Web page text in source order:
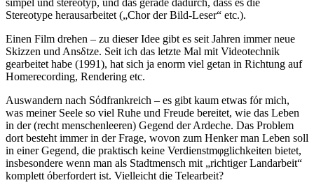
Stereotype herausarbeitet („Chor der Bild-Leser“ etc.).
Einen Film drehen – zu dieser Idee gibt es seit Jahren immer neue
Skizzen und Ansδtze. Seit ich das letzte Mal mit Videotechnik
gearbeitet habe (1991), hat sich ja enorm viel getan in Richtung auf
Homerecording, Rendering etc.
Auswandern nach Sόdfrankreich – es gibt kaum etwas fόr mich,
was meiner Seele so viel Ruhe und Freude bereitet, wie das Leben
in der (recht menschenleeren) Gegend der Ardeche. Das Problem
dort besteht immer in der Frage, wovon zum Henker man Leben soll
in einer Gegend, die praktisch keine Verdienstmφglichkeiten bietet,
insbesondere wenn man als Stadtmensch mit „richtiger Landarbeit“
komplett όberfordert ist. Vielleicht die Telearbeit?